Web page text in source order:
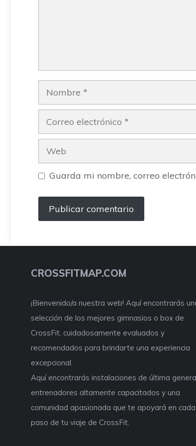
Nombre
Correo
electrónico
Web
Guarda mi nombre, correo
CROSSFITMAP.COM
¡Bienvenido/a nuestra web! Aquí encontrarás
selección de los mejores gimnasios o box de
CrossFit, cuidadosamente evaluados y
recomendados para brindarte una experiencia
excepcional.
Aquí encontrarás instalaciones de última
entrenadores altamente capacitados y una
comunidad apasionada que te apoyará en cada
paso de tu viaje de CrossFit.